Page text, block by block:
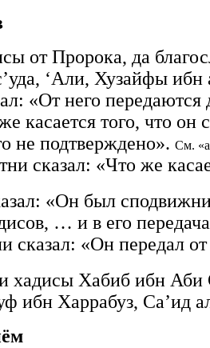
от Пророка, да
‘Али, Хузайфы ибн
«От него
касается того, что
не подтверждено». См.
сказал: «Что же
«Он был
… и в его
сказал: «Он передал
хадисы Хабиб ибн
ибн Харрабуз, Са’ид